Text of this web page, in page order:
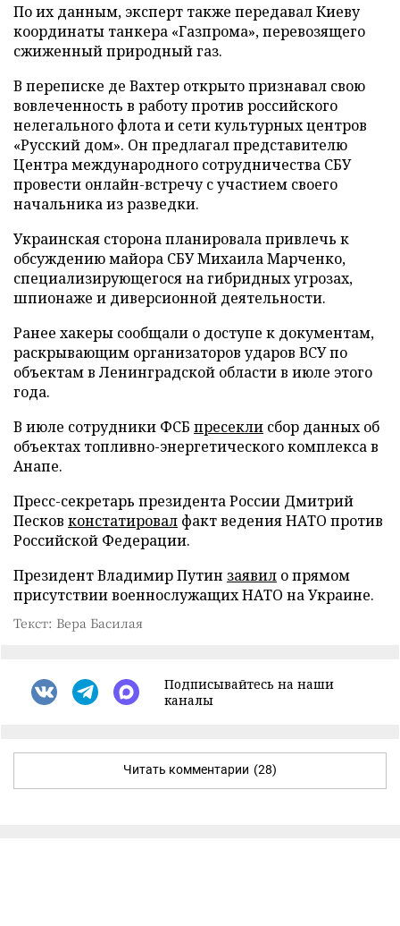
По их данным, эксперт также передавал Киеву
координаты танкера «Газпрома», перевозящего
сжиженный природный газ.
В переписке де Вахтер открыто признавал свою
вовлеченность в работу против российского
нелегального флота и сети культурных центров
«Русский дом». Он предлагал представителю
Центра международного сотрудничества СБУ
провести онлайн-встречу с участием своего
начальника из разведки.
Украинская сторона планировала привлечь к
обсуждению майора СБУ Михаила Марченко,
специализирующегося на гибридных угрозах,
шпионаже и диверсионной деятельности.
Ранее хакеры сообщали о доступе к документам,
раскрывающим организаторов ударов ВСУ по
объектам в Ленинградской области в июле этого
года.
В июле сотрудники ФСБ пресекли сбор данных об
объектах топливно-энергетического комплекса в
Анапе.
Пресс-секретарь президента России Дмитрий
Песков констатировал факт ведения НАТО против
Российской Федерации.
Президент Владимир Путин заявил о прямом
присутствии военнослужащих НАТО на Украине.
Текст: Вера Басилая
Подписывайтесь на наши
каналы
Читать комментарии (28)